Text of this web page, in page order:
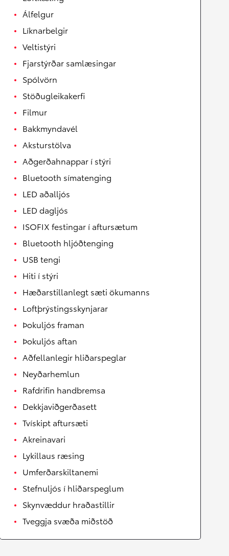
Álfelgur
Líknarbelgir
Veltistýri
Fjarstýrðar samlæsingar
Spólvörn
Stöðugleikakerfi
Filmur
Bakkmyndavél
Aksturstölva
Aðgerðahnappar í stýri
Bluetooth símatenging
LED aðalljós
LED dagljós
ISOFIX festingar í aftursætum
Bluetooth hljóðtenging
USB tengi
Hiti í stýri
Hæðarstillanlegt sæti ökumanns
Loftþrýstingsskynjarar
Þokuljós framan
Þokuljós aftan
Aðfellanlegir hliðarspeglar
Neyðarhemlun
Rafdrifin handbremsa
Dekkjaviðgerðasett
Tvískipt aftursæti
Akreinavari
Lykillaus ræsing
Umferðarskiltanemi
Stefnuljós í hliðarspeglum
Skynvæddur hraðastillir
Tveggja svæða miðstöð